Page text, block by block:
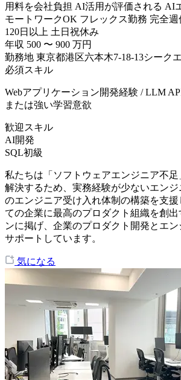
用料を会社負担 AI活用が評価される AI
モートワークOK フレックス勤務 完全週
120日以上 土日祝休み
年収 500 〜 900 万円
勤務地 東京都港区六本木7-18-13シーク
必須スキル
Webアプリケーション開発経験 / LLM
または強い学習意欲
歓迎スキル
AI開発
SQL初級
私たちは「ソフトウェアエンジニア不
解決するため、実務経験が少ないエン
のエンジニア受け入れ体制の構築を支
ての企業に最高のプロダクト組織を創出
ンに掲げ、企業のプロダクト開発とエ
サポートしています。
気になる